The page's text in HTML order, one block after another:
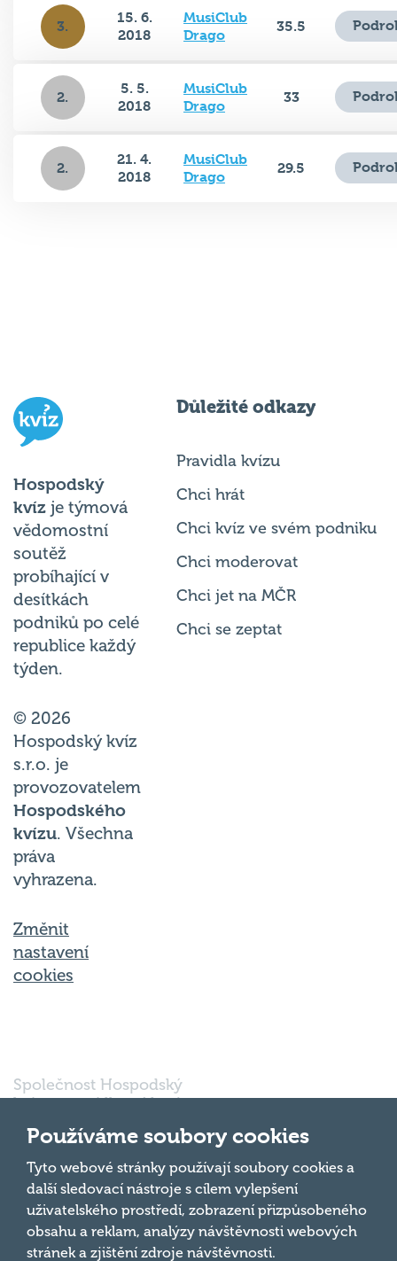
3.
15. 6.
2018
MusiClub
Drago
35.5
2.
5. 5.
2018
MusiClub
Drago
33
2.
21. 4.
2018
MusiClub
Drago
29.5
Hospodský
kvíz je týmová
vědomostní
soutěž
probíhající v
desítkách
podniků po celé
republice každý
týden.
© 2026
Hospodský kvíz
s.r.o. je
provozovatelem
Hospodského
kvízu. Všechna
práva
vyhrazena.
Změnit
nastavení
cookies
Důležité odkazy
Pravidla kvízu
Chci hrát
Chci kvíz ve svém podniku
Chci moderovat
Chci jet na MČR
Chci se zeptat
Společnost Hospodský
kvíz s.r.o., sídlem Nové
602 00 Brno, IČ:
03980138, DIČ:
CZ03980138 je vedena
pod spisovou značkou
a oddílem 90428 C u
Krajského soudu v
Brně.
Nahoru
Používáme soubory cookies
Tyto webové stránky používají soubory cookies a
další sledovací nástroje s cílem vylepšení
uživatelského prostředí, zobrazení přizpůsobeného
obsahu a reklam, analýzy návštěvnosti webových
stránek a zjištění zdroje návštěvnosti.